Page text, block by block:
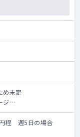
め未定
ジ
来
来もしくは訪問診療
については応相談で
程 週5日の場合